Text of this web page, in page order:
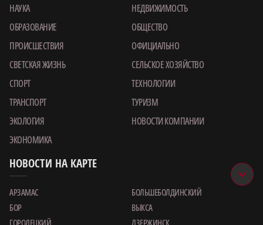
НАУКА
НЕДВИЖИМОСТЬ
ОБРАЗОВАНИЕ
ОБЩЕСТВО
ПРОИСШЕСТВИЯ
ОФИЦИАЛЬНО
СВЕТСКАЯ ЖИЗНЬ
СЕЛЬСКОЕ ХОЗЯЙСТВО
СПОРТ
ТЕХНОЛОГИИ
ТРАНСПОРТ
ТУРИЗМ
ЭКОЛОГИЯ
НОВОСТИ КОМПАНИИ
ЭКОНОМИКА
НОВОСТИ НА КАРТЕ
АРЗАМАС
БОЛЬШЕБОЛДИНСКИЙ
БОР
ВЫКСА
ГОРОДЕЦКИЙ
ДЗЕРЖИНСК